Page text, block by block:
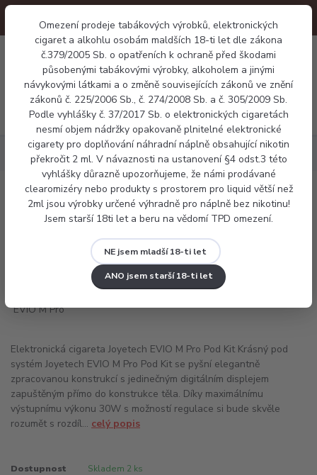
Omezení prodeje tabákových výrobků, elektronických
cigaret a alkohlu osobám maldších 18-ti let dle zákona
č.379/2005 Sb. o opatřeních k ochraně před škodami
působenými tabákovými výrobky, alkoholem a jinými
návykovými látkami a o změně souvisejících zákonů ve znění
zákonů č. 225/2006 Sb., č. 274/2008 Sb. a č. 305/2009 Sb.
Podle vyhlášky č. 37/2017 Sb. o elektronických cigaretách
nesmí objem nádržky opakovaně plnitelné elektronické
cigarety pro doplňování náhradní náplně obsahující nikotin
překročit 2 ml. V návaznosti na ustanovení §4 odst.3 této
vyhlášky důrazně upozorňujeme, že námi prodávané
clearomizéry nebo produkty s prostorem pro liquid větší než
2ml jsou výrobky určené výhradně pro náplně bez nikotinu!
Jsem starší 18ti let a beru na vědomí TPD omezení.
NE jsem mladší 18-ti let
ANO jsem starší 18-ti let
Menu
0 Kč
Elektronické cigarety Joyetech EVIO M Pro
Joyetech EVIO M Pro
Elektronická cigareta Joyetech EVIO M Pro Pod Kit Krásný pod
systém Joyetech EVIO M Pro Pod Kit se pyšní elegantně
zpracovanou konstrukcí s jedinečným digitálním displejem
zapuštěným přímo do konstrukce těla. Díky maximálnímu
výstupnímu výkonu 30W s možností regulace si bude skvěle
rozumět s rozdíl... celý popis
Dostupnost Skladem 2 ks